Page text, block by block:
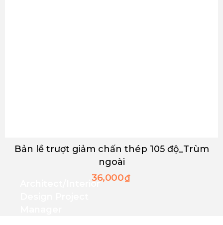
Bản lề trượt giảm chấn thép 105 độ_Trùm
ngoài
36,000₫
Architect/interior